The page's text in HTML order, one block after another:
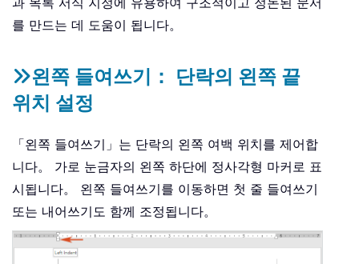
를 만드는 데 도움이 됩니다。
왼쪽 들여쓰기： 단락의 왼쪽 끝
위치 설정
「왼쪽 들여쓰기」는 단락의 왼쪽 여백 위치를 제어합
니다。 가로 눈금자의 왼쪽 하단에 정사각형 마커로 표
시됩니다。 왼쪽 들여쓰기를 이동하면 첫 줄 들여쓰기
또는 내어쓰기도 함께 조정됩니다。